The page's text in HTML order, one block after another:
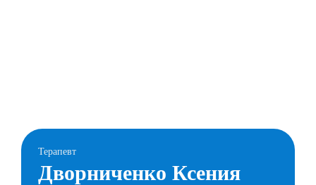
Терапевт
Дворниченко Ксения